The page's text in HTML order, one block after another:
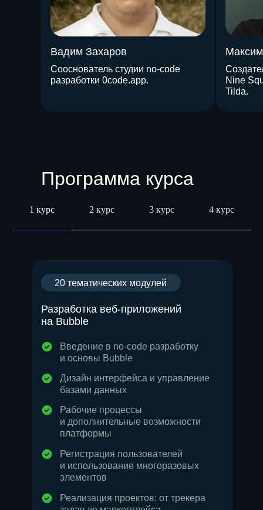
Nine
Tilda.
Сооснователь студии no-code
разработки 0code.app.
Вадим Захаров
Программа курса
1 курс 2 курс 3 курс 4 курс
1 курс
20 тематических модулей
Разработка веб-приложений
на Bubble
Введение в no-code разработку
и основы Bubble
Регистрация пользователей
и использование многоразовых
элементов
Рабочие процессы
и дополнительные возможности
платформы
Реализация проектов: от трекера
Дизайн интерфейса и управление
базами данных
Публичный договор
Политика обработки персональных
данных
Все направления
Программирование
Маркетинг
Финансы
Школа дронов
Кино и музыка